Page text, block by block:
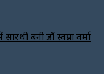
बनी डाॅ स्वप्ना वर्मा